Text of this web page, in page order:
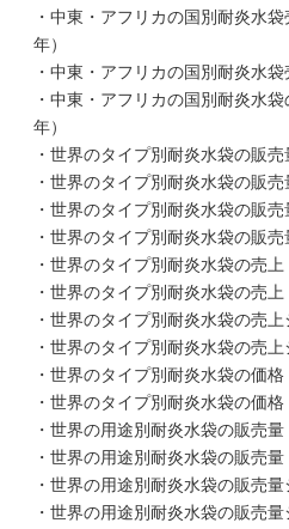
・中東・アフリカの国別耐炎水
年）
・中東・アフリカの国別耐炎水
・中東・アフリカの国別耐炎水
年）
・世界のタイプ別耐炎水袋の販
・世界のタイプ別耐炎水袋の販売
・世界のタイプ別耐炎水袋の販
・世界のタイプ別耐炎水袋の販
・世界のタイプ別耐炎水袋の売上
・世界のタイプ別耐炎水袋の売上
・世界のタイプ別耐炎水袋の売
・世界のタイプ別耐炎水袋の売
・世界のタイプ別耐炎水袋の価格
・世界のタイプ別耐炎水袋の価格
・世界の用途別耐炎水袋の販売量
・世界の用途別耐炎水袋の販売量
・世界の用途別耐炎水袋の販売
・世界の用途別耐炎水袋の販売